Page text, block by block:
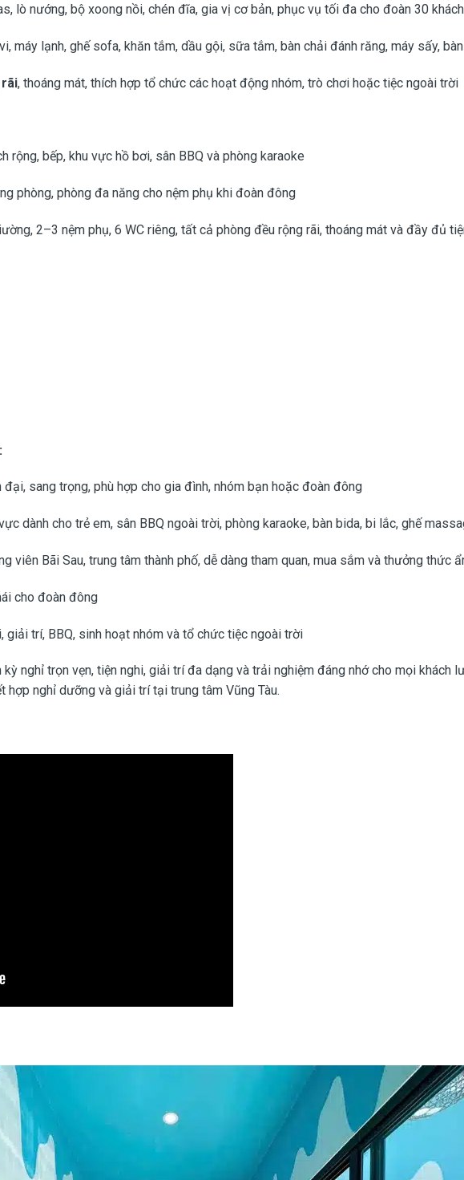
lò nướng, bộ xoong nồi, chén đĩa, gia vị cơ bản, phục vụ tối đa cho đoàn 30 khách
máy lạnh, ghế sofa, khăn tắm, dầu gội, sữa tắm, bàn chải đánh răng, máy sấy,
, thoáng mát, thích hợp tổ chức các hoạt động nhóm, trò chơi hoặc tiệc ngoài trời
rộng, bếp, khu vực hồ bơi, sân BBQ và phòng karaoke
phòng, phòng đa năng cho nệm phụ khi đoàn đông
2–3 nệm phụ, 6 WC riêng, tất cả phòng đều rộng rãi, thoáng mát và đầy đủ
đại, sang trọng, phù hợp cho gia đình, nhóm bạn hoặc đoàn đông
dành cho trẻ em, sân BBQ ngoài trời, phòng karaoke, bàn bida, bi lắc, ghế
viên Bãi Sau, trung tâm thành phố, dễ dàng tham quan, mua sắm và thưởng thức
cho đoàn đông
trí, BBQ, sinh hoạt nhóm và tổ chức tiệc ngoài trời
kỳ nghỉ trọn vẹn, tiện nghi, giải trí đa dạng và trải nghiệm đáng nhớ cho mọi khách
hợp nghỉ dưỡng và giải trí tại trung tâm Vũng Tàu.